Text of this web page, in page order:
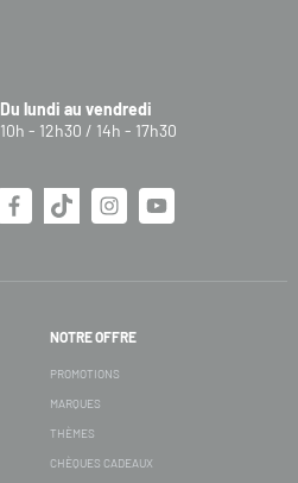
Du lundi au vendredi
10h - 12h30 / 14h - 17h30
NOTRE OFFRE
PROMOTIONS
MARQUES
THÈMES
CHÈQUES CADEAUX